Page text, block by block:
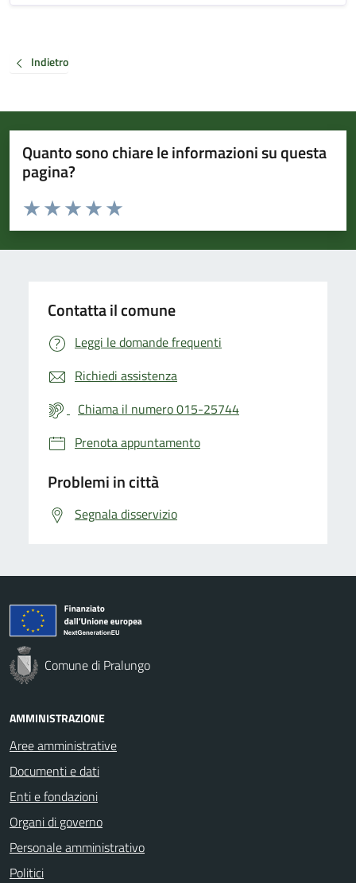
Indietro
Quanto sono chiare le informazioni su questa
pagina?
Valuta da 1 a 5 stelle la pagina
Valuta 5 stelle su 5
Valuta 4 stelle su 5
Valuta 3 stelle su 5
Valuta 2 stelle su 5
Valuta 1 stelle su 5
Contatta il comune
Leggi le domande frequenti
Richiedi assistenza
Chiama il numero 015-25744
Prenota appuntamento
Problemi in città
Segnala disservizio
Comune di Pralungo
AMMINISTRAZIONE
Aree amministrative
Documenti e dati
Enti e fondazioni
Organi di governo
Personale amministrativo
Politici